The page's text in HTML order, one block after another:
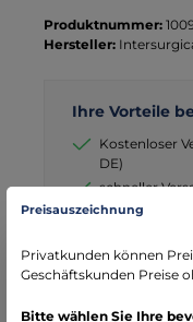
Produktnummer:
Hersteller:
Ihre Vorteile
Kostenloser
DE)
schneller
seit über 15
Preisauszeichnung
Privatkunden können
Geschäftskunden Preise
Bitte wählen Sie Ihre